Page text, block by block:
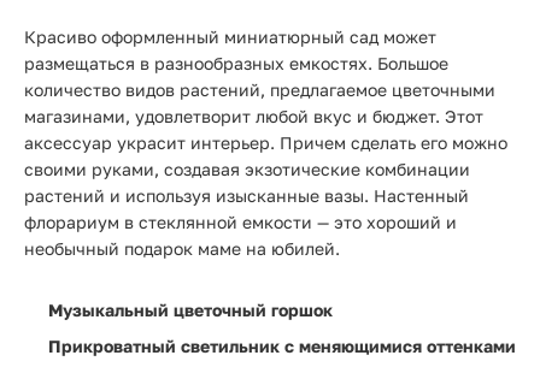
Красиво оформленный миниатюрный сад может
размещаться в разнообразных емкостях. Большое
количество видов растений, предлагаемое цветочными
магазинами, удовлетворит любой вкус и бюджет. Этот
аксессуар украсит интерьер. Причем сделать его можно
своими руками, создавая экзотические комбинации
растений и используя изысканные вазы. Настенный
флорариум в стеклянной емкости — это хороший и
необычный подарок маме на юбилей.
Музыкальный цветочный горшок
Прикроватный светильник с меняющимися оттенками